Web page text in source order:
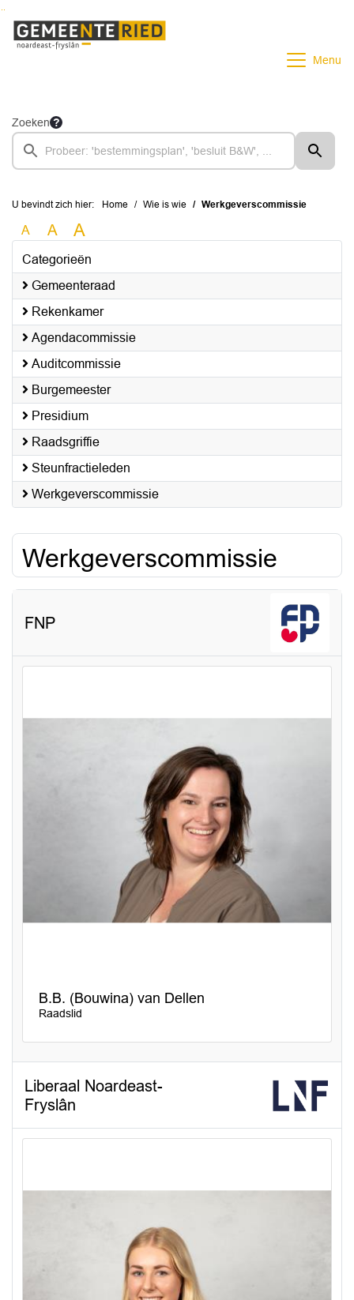
Menu
Zoeken
U bevindt zich hier: Home Wie is wie Werkgeverscommissie
A A A
Categorieën
Gemeenteraad
Rekenkamer
Agendacommissie
Auditcommissie
Burgemeester
Presidium
Raadsgriffie
Steunfractieleden
Werkgeverscommissie
Werkgeverscommissie
FNP
B.B. (Bouwina) van Dellen
Raadslid
Liberaal Noardeast-
Fryslân